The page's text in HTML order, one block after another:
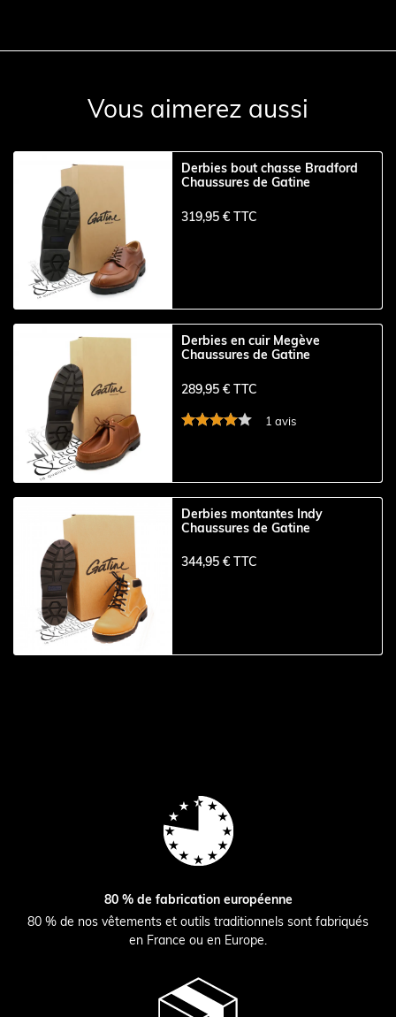
Vous aimerez aussi
Derbies bout chasse Bradford
Chaussures de Gatine
319,95 € TTC
Derbies en cuir Megève
Chaussures de Gatine
289,95 € TTC
1 avis
Derbies montantes Indy
Chaussures de Gatine
344,95 € TTC
80 % de fabrication européenne
80 % de nos vêtements et outils traditionnels sont fabriqués
en France ou en Europe.